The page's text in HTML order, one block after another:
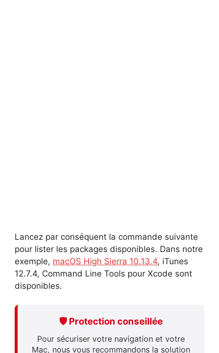
Lancez par conséquent la commande suivante
pour lister les packages disponibles. Dans notre
exemple, macOS High Sierra 10.13.4, iTunes
12.7.4, Command Line Tools pour Xcode sont
disponibles.
🛡️ Protection conseillée
Pour sécuriser votre navigation et votre
Mac, nous vous recommandons la solution